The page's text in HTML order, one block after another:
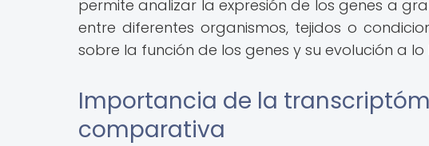
permite analizar la expresión de los genes a
entre diferentes organismos, tejidos o
sobre la función de los genes y su evolución a
Importancia de la
comparativa